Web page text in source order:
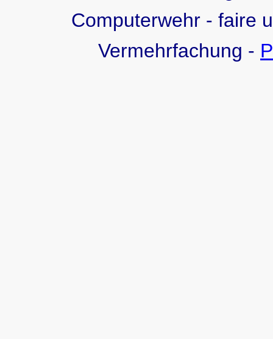
Computerwehr - faire
Vermehrfachung -